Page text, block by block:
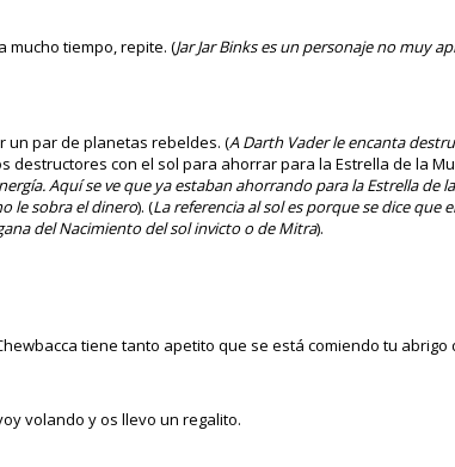
mucho tiempo, repite. (Jar Jar Binks es un personaje no muy
un par de planetas rebeldes. (A Darth Vader le encanta
destructores con el sol para ahorrar para la Estrella de la
Aquí se ve que ya estaban ahorrando para la Estrella
le sobra el dinero). (La referencia al sol es porque se dice que
del Nacimiento del sol invicto o de Mitra).
tiene tanto apetito que se está comiendo tu abrigo
volando y os llevo un regalito.